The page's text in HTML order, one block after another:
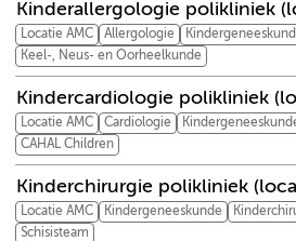
Kinderallergologie polikliniek
Locatie AMC Allergologie
Keel-, Neus- en Oorheelkunde
Kindercardiologie polikliniek
Locatie AMC Cardiologie
CAHAL Children
Kinderchirurgie polikliniek
Locatie AMC Kindergeneeskunde
Schisisteam